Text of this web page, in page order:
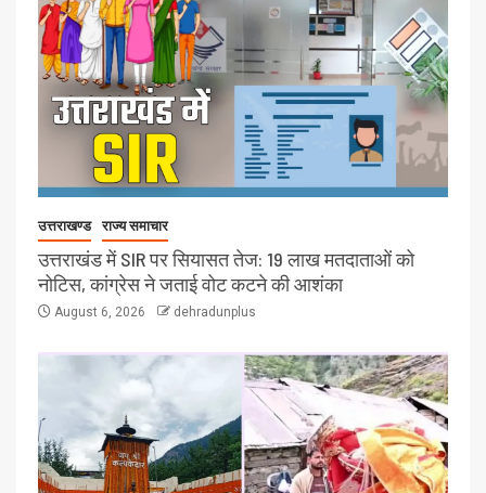
उत्तराखण्ड राज्य समाचार
उत्तराखंड में SIR पर सियासत तेज: 19 लाख मतदाताओं को
नोटिस, कांग्रेस ने जताई वोट कटने की आशंका
August 6, 2026 dehradunplus